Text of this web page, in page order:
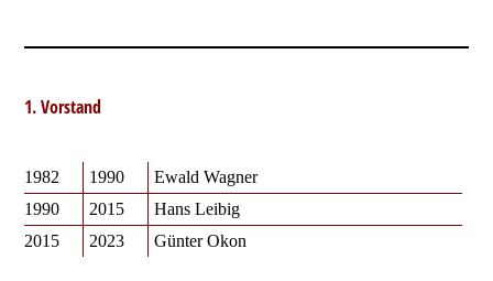
1. Vorstand
1982 1990
Ewald Wagner
1990
2015
Hans Leibig
2015
2023 Günter Okon